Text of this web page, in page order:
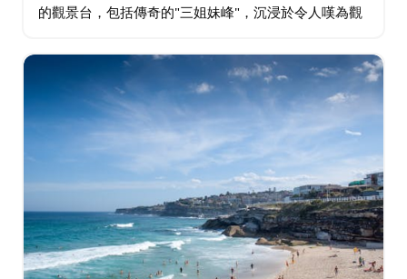
的觀景台，包括傳奇的"三姐妹峰"，沉浸於令人嘆為觀
地優質啤酒或葡萄酒，在壯麗的景色中盡享盛宴…